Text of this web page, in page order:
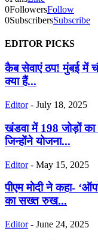
0FollowersFollow
0SubscribersSubscribe
EDITOR PICKS
कैब सेवाएं ठप! मुंबई में
क्या हैं...
Editor - July 18, 2025
खंडवा में 198 जोड़ों का
जिन्होंने योजना...
Editor - May 15, 2025
पीएम मोदी ने कहा-
का सख्त रुख...
Editor - June 24, 2025